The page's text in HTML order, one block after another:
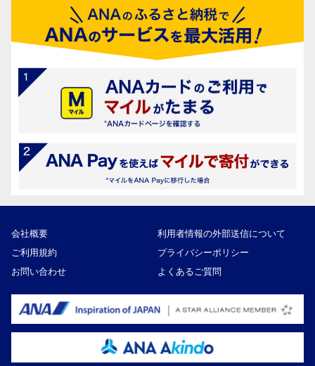
会社概要
利用者情報の外部送信について
ご利用規約
プライバシーポリシー
お問い合わせ
よくあるご質問